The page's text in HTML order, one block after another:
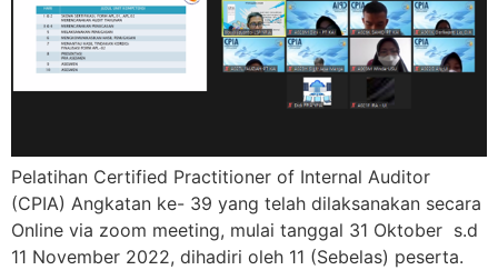
Pelatihan Certified Practitioner of Internal Auditor
(CPIA) Angkatan ke- 39 yang telah dilaksanakan secara
Online via zoom meeting, mulai tanggal 31 Oktober s.d
11 November 2022, dihadiri oleh 11 (Sebelas) peserta.